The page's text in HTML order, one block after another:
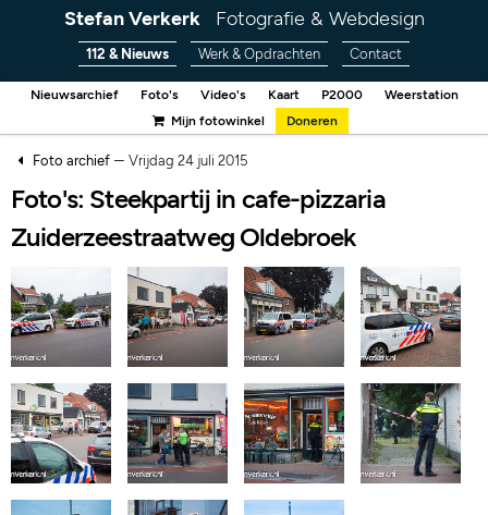
Stefan Verkerk Fotografie & Webdesign
112 & Nieuws Werk & Opdrachten Contact
Nieuwsarchief Foto's Video's Kaart P2000
Weerstation
Mijn fotowinkel
Doneren
Foto archief– Vrijdag 24 juli 2015
Foto's: Steekpartij in cafe-pizzaria
Zuiderzeestraatweg Oldebroek